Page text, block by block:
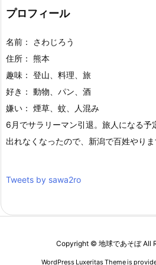
プロフィール
名前： さわじろう
住所： 熊本
趣味： 登山、料理、旅
好き： 動物、パン、酒
嫌い： 煙草、蚊、人混み
6月でサラリーマン引退。旅人になる予
出れなくなったので、新潟で百姓やりま
Tweets by sawa2ro
Copyright © 地球であそぼAll
WordPress Luxeritas Theme is